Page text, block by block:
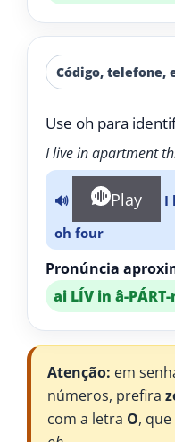
Código, telefone,
Use oh para
I live in apartment
🔊 Play
I
oh four
Pronúncia
ai LÍV in â-
Atenção: em
números, prefira
com a letra O,